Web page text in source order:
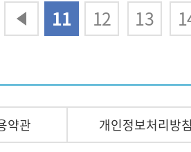
11 12 13
약관 개인정보처리방